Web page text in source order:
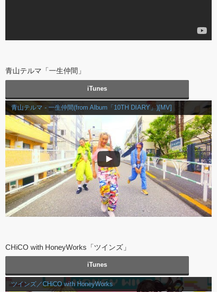
青山テルマ「一生仲間」
iTunes
青山テルマ - 一生仲間(from Album「10TH DIARY」)[MV]
CHiCO with HoneyWorks「ツインズ」
iTunes
ツインズ／CHiCO with HoneyWorks